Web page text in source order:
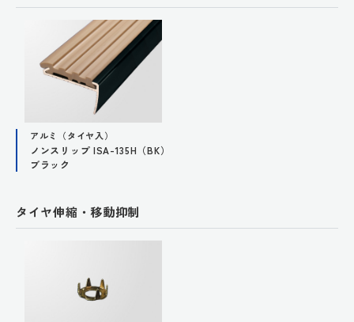
アルミ（タイヤ入）
ノンスリップ ISA-135H（BK）
ブラック
タイヤ伸縮・移動抑制